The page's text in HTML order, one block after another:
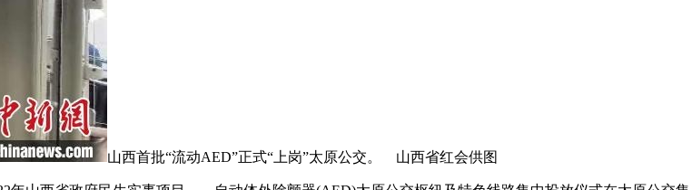
山西首批“流动AED”正式“上岗”太原公交。 山西省红会供图